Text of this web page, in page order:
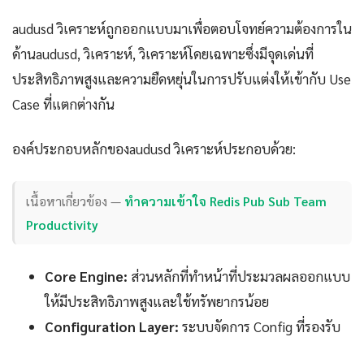
audusd วิเคราะห์ถูกออกแบบมาเพื่อตอบโจทย์ความต้องการใน
ด้านaudusd, วิเคราะห์, วิเคราะห์โดยเฉพาะซึ่งมีจุดเด่นที่
ประสิทธิภาพสูงและความยืดหยุ่นในการปรับแต่งให้เข้ากับ Use
Case ที่แตกต่างกัน
องค์ประกอบหลักของaudusd วิเคราะห์ประกอบด้วย:
เนื้อหาเกี่ยวข้อง — ทำความเข้าใจ Redis Pub Sub Team
Productivity
Core Engine: ส่วนหลักที่ทำหน้าที่ประมวลผลออกแบบ
ให้มีประสิทธิภาพสูงและใช้ทรัพยากรน้อย
Configuration Layer: ระบบจัดการ Config ที่รองรับ